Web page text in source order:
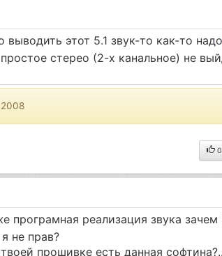
этот 5.1 звук-то как-то надо
стерео (2-х канальное) не
0
програмная реализация звука зачем
не прав?
прошивке есть данная